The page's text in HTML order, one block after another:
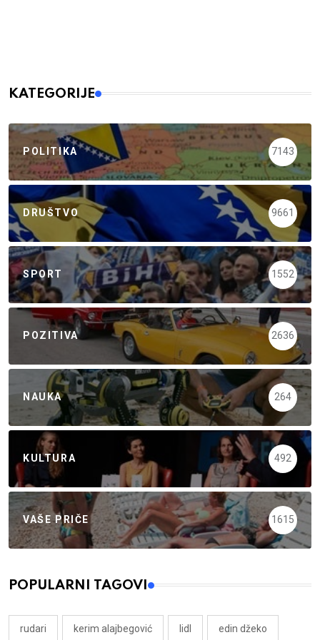
KATEGORIJE
POLITIKA 7143
DRUŠTVO 9661
SPORT 1552
POZITIVA 2636
NAUKA 264
KULTURA 492
VAŠE PRIČE 1615
POPULARNI TAGOVI
rudari kerim alajbegović lidl edin džeko